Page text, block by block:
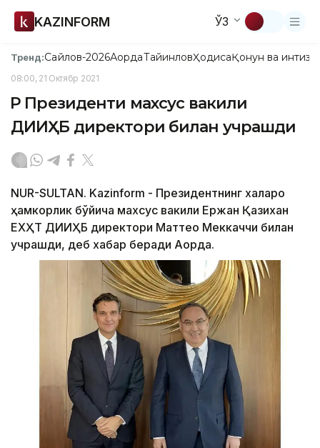
KAZINFORM ЎЗ
Тренд:Сайлов-2026АқордаТайинловҲодисаҚонун ва
08:00, 21 Октябр 2021
ҚР Президенти махсус вакили
ДИИҲБ директори билан учрашди
NUR-SULTAN. Kazinform - Президентнинг халқаро
ҳамкорлик бўйича махсус вакили Ержан Қазихан
ЕХҲТ ДИИҲБ директори Маттео Меккаччи билан
учрашди, деб хабар беради Ақорда.